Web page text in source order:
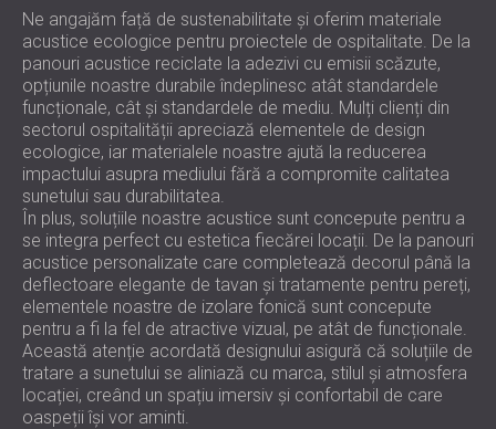
Ne angajăm față de sustenabilitate și oferim materiale
acustice ecologice pentru proiectele de ospitalitate. De la
panouri acustice reciclate la adezivi cu emisii scăzute,
opțiunile noastre durabile îndeplinesc atât standardele
funcționale, cât și standardele de mediu. Mulți clienți din
sectorul ospitalității apreciază elementele de design
ecologice, iar materialele noastre ajută la reducerea
impactului asupra mediului fără a compromite calitatea
sunetului sau durabilitatea.
În plus, soluțiile noastre acustice sunt concepute pentru a
se integra perfect cu estetica fiecărei locații. De la panouri
acustice personalizate care completează decorul până la
deflectoare elegante de tavan și tratamente pentru pereți,
elementele noastre de izolare fonică sunt concepute
pentru a fi la fel de atractive vizual, pe atât de funcționale.
Această atenție acordată designului asigură că soluțiile de
tratare a sunetului se aliniază cu marca, stilul și atmosfera
locației, creând un spațiu imersiv și confortabil de care
oaspeții își vor aminti.